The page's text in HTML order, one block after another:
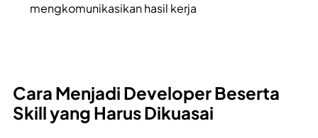
mengkomunikasikan hasil kerja
Cara Menjadi Developer Beserta
Skill yang Harus Dikuasai